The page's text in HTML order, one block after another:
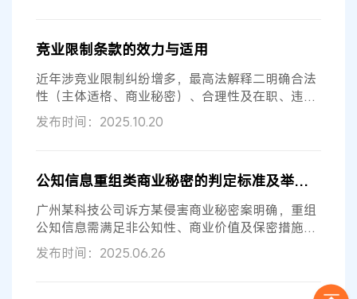
竞业限制条款的效力与适用
近年涉竞业限制纠纷增多，最高法解释二明确合法
性（主体适格、商业秘密）、合理性及在职、违约
审查规则，平衡劳动者就业权与企业...
发布时间：2025.10.20
公知信息重组类商业秘密的判定标准及举证责任分配
广州某科技公司诉方某侵害商业秘密案明确，重组
公知信息需满足非公知性、商业价值及保密措施三
要件，法院认定涉案网页因内容公开...
发布时间：2025.06.26